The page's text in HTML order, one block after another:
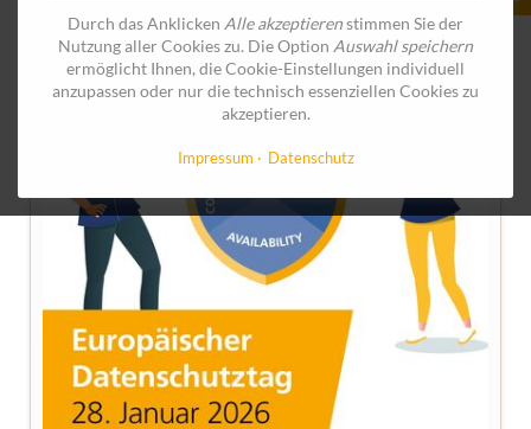
Durch das Anklicken Alle akzeptierenstimmen Sie der
Nutzung aller Cookies zu. Die Option Auswahl speichern
ermöglicht Ihnen, die Cookie-Einstellungen individuell
anzupassen oder nur die technisch essenziellen Cookies zu
akzeptieren.
Impressum Datenschutz